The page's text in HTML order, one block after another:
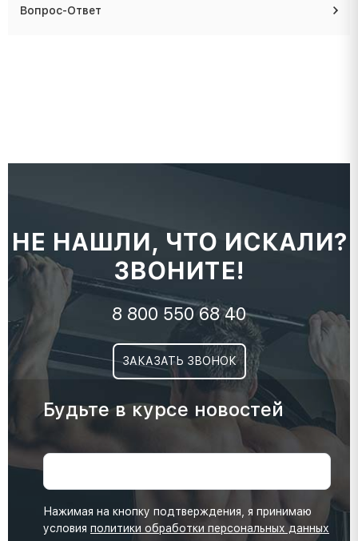
Вопрос-Ответ
НЕ НАШЛИ, ЧТО ИСКАЛИ?
ЗВОНИТЕ!
8 800 550 68 40
ЗАКАЗАТЬ ЗВОНОК
Будьте в курсе новостей
Нажимая на кнопку подтверждения, я принимаю
условия политики обработки персональных данных